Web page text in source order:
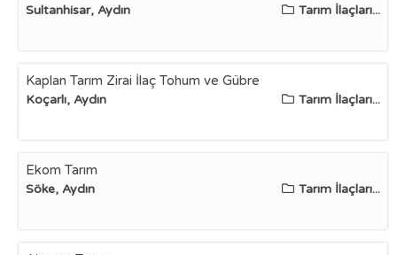
Sultanhisar, Aydın Tarım İlaçları...
Kaplan Tarım Zirai İlaç Tohum ve Gübre
Koçarlı, Aydın Tarım İlaçları...
Ekom Tarım
Söke, Aydın Tarım İlaçları...